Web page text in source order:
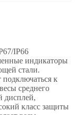
IP66
индикаторы
стали.
к
среднего
дисплей,
класс защиты